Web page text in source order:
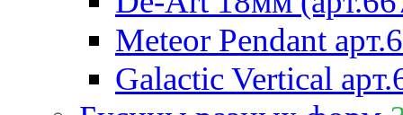
Meteor Pendant
Galactic Vertical